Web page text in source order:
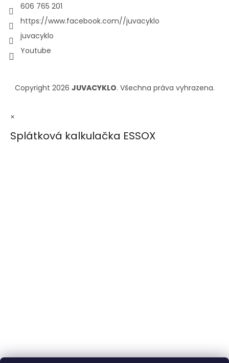
606 765 201
https://www.facebook.com//juvacyklo
juvacyklo
Youtube
Copyright 2026 JUVACYKLO. Všechna práva vyhrazena.
×
Splátková kalkulačka ESSOX